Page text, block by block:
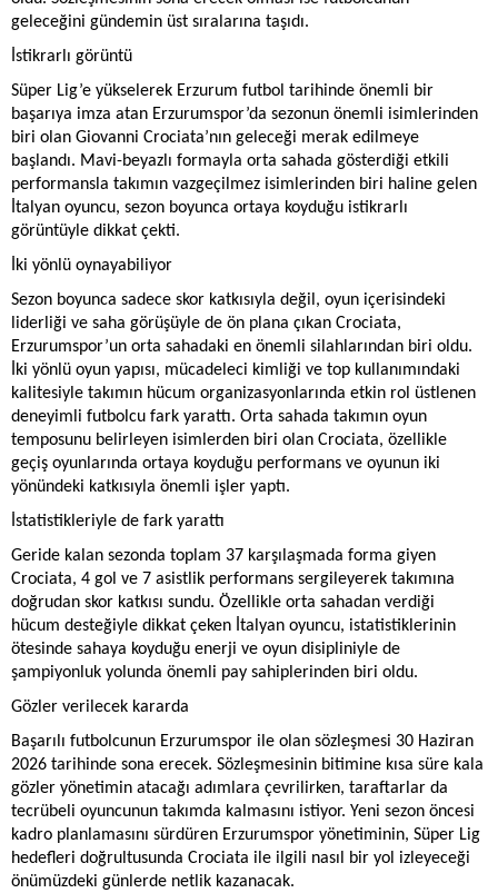
geleceğini gündemin üst sıralarına taşıdı.
İstikrarlı görüntü
Süper Lig’e yükselerek Erzurum futbol tarihinde önemli bir
başarıya imza atan Erzurumspor’da sezonun önemli isimlerinden
biri olan Giovanni Crociata’nın geleceği merak edilmeye
başlandı. Mavi-beyazlı formayla orta sahada gösterdiği etkili
performansla takımın vazgeçilmez isimlerinden biri haline gelen
İtalyan oyuncu, sezon boyunca ortaya koyduğu istikrarlı
görüntüyle dikkat çekti.
İki yönlü oynayabiliyor
Sezon boyunca sadece skor katkısıyla değil, oyun içerisindeki
liderliği ve saha görüşüyle de ön plana çıkan Crociata,
Erzurumspor’un orta sahadaki en önemli silahlarından biri oldu.
İki yönlü oyun yapısı, mücadeleci kimliği ve top kullanımındaki
kalitesiyle takımın hücum organizasyonlarında etkin rol üstlenen
deneyimli futbolcu fark yarattı. Orta sahada takımın oyun
temposunu belirleyen isimlerden biri olan Crociata, özellikle
geçiş oyunlarında ortaya koyduğu performans ve oyunun iki
yönündeki katkısıyla önemli işler yaptı.
İstatistikleriyle de fark yarattı
Geride kalan sezonda toplam 37 karşılaşmada forma giyen
Crociata, 4 gol ve 7 asistlik performans sergileyerek takımına
doğrudan skor katkısı sundu. Özellikle orta sahadan verdiği
hücum desteğiyle dikkat çeken İtalyan oyuncu, istatistiklerinin
ötesinde sahaya koyduğu enerji ve oyun disipliniyle de
şampiyonluk yolunda önemli pay sahiplerinden biri oldu.
Gözler verilecek kararda
Başarılı futbolcunun Erzurumspor ile olan sözleşmesi 30 Haziran
2026 tarihinde sona erecek. Sözleşmesinin bitimine kısa süre kala
gözler yönetimin atacağı adımlara çevrilirken, taraftarlar da
tecrübeli oyuncunun takımda kalmasını istiyor. Yeni sezon öncesi
kadro planlamasını sürdüren Erzurumspor yönetiminin, Süper Lig
hedefleri doğrultusunda Crociata ile ilgili nasıl bir yol izleyeceği
önümüzdeki günlerde netlik kazanacak.